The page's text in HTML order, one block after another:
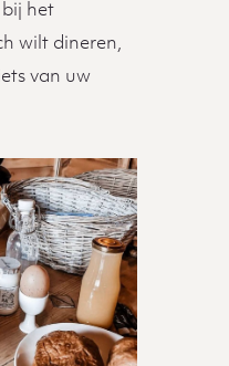
het
wilt dineren,
van uw